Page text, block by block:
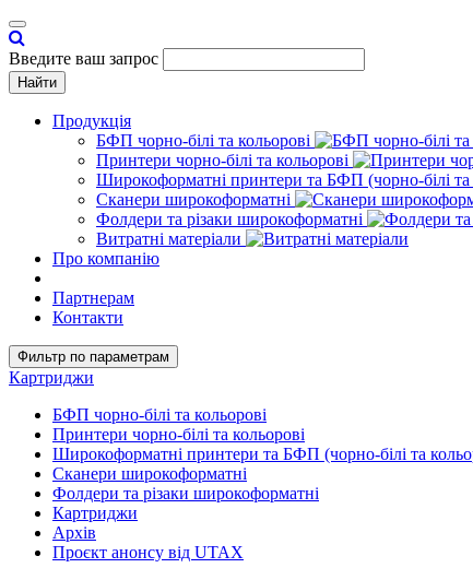
Toggle
navigation
Введите ваш запрос
Найти
Продукція
БФП чорно-білі та кольорові
Принтери чорно-білі та кольорові
Широкоформатні принтери та БФП (чорно-білі та
Сканери широкоформатні
Фолдери та різаки широкоформатні
Витратні матеріали
Про компанію
Партнерам
Контакти
Фильтр по параметрам
Картриджи
БФП чорно-білі та кольорові
Принтери чорно-білі та кольорові
Широкоформатні принтери та БФП (чорно-білі та
Сканери широкоформатні
Фолдери та різаки широкоформатні
Картриджи
Архів
Проєкт анонсу від UTAX